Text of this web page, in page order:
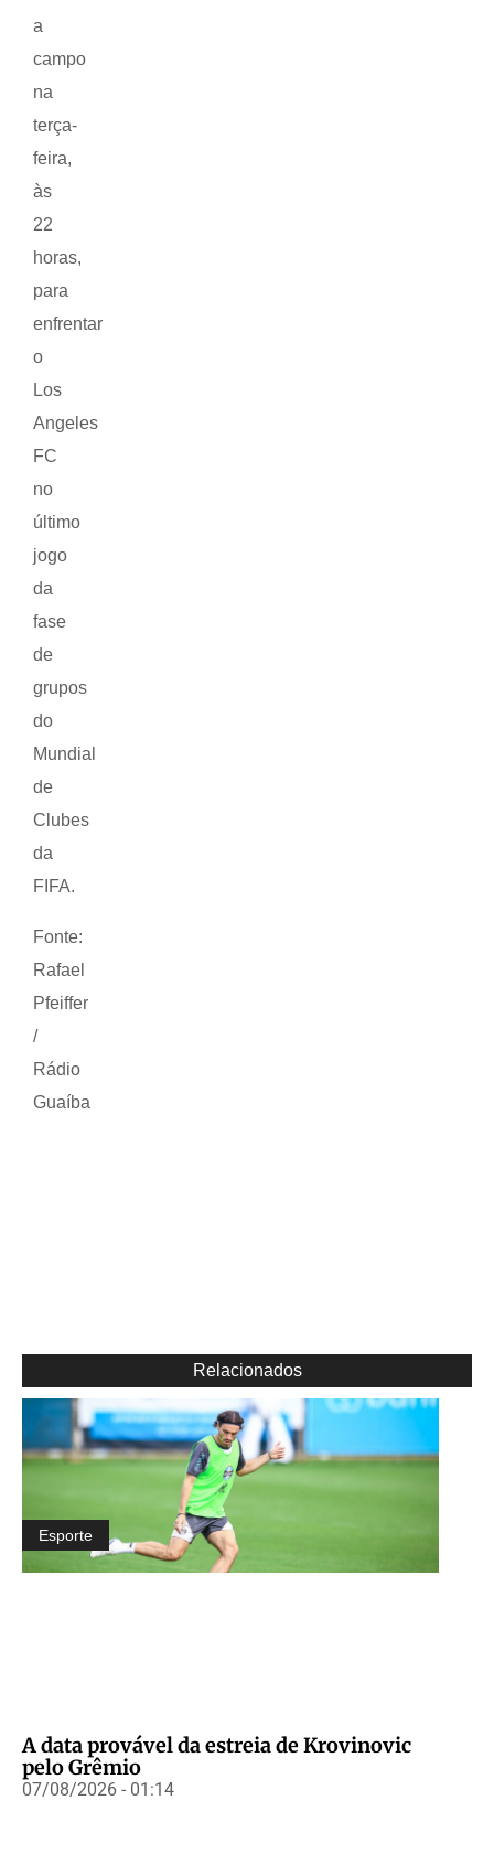
a
campo
na
terça-
feira,
às
22
horas,
para
enfrentar
o
Los
Angeles
FC
no
último
jogo
da
fase
de
grupos
do
Mundial
de
Clubes
da
FIFA.
Fonte:
Rafael
Pfeiffer
/
Rádio
Guaíba
Relacionados
Esporte
A data provável da estreia de Krovinovic
pelo Grêmio
07/08/2026 - 01:14